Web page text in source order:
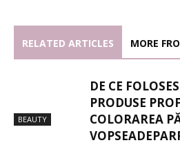
RELATED ARTICLES MORE
BEAUTY
DE CE
PRODUSE
COLORAREA